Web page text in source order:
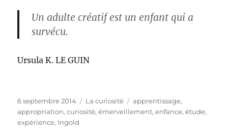
Un adulte créatif est un enfant qui a
survécu.
Ursula K. LE GUIN
Publié
le
6 septembre 2014 Catégories
La curiosité Étiquettes
apprentissage,
appropriation,curiosité,émerveillement,enfance,étude,
expérience, Ingold